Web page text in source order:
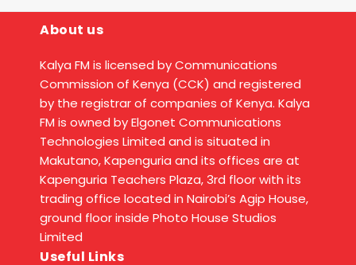
About us
Kalya FM is licensed by Communications
Commission of Kenya (CCK) and registered
by the registrar of companies of Kenya. Kalya
FM is owned by Elgonet Communications
Technologies Limited and is situated in
Makutano, Kapenguria and its offices are at
Kapenguria Teachers Plaza, 3rd floor with its
trading office located in Nairobi’s Agip House,
ground floor inside Photo House Studios
Limited
Useful Links